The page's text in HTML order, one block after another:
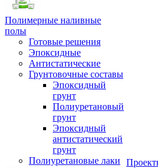
Полимерные наливные
полы
Готовые решения
Эпоксидные
Антистатические
Грунтовочные составы
Эпоксидный
грунт
Полиуретановый
грунт
Эпоксидный
антистатический
грунт
Полиуретановые лаки